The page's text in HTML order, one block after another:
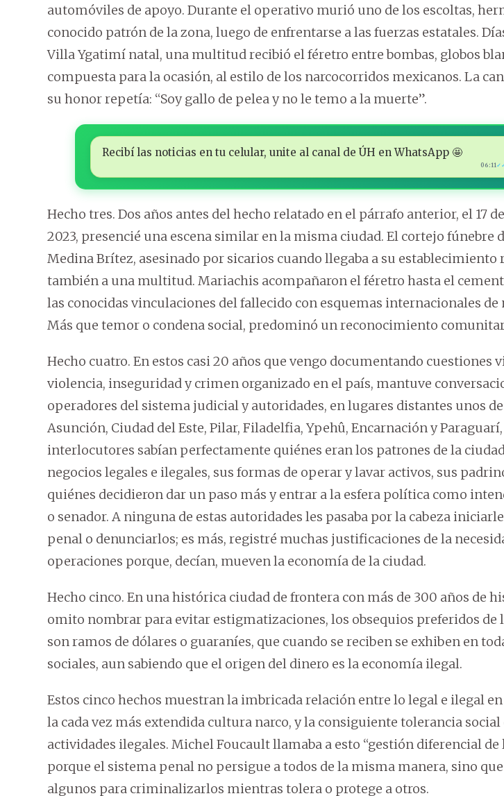
automóviles de apoyo. Durante el operativo murió uno de los escoltas,
conocido patrón de la zona, luego de enfrentarse a las fuerzas estatales.
Villa Ygatimí natal, una multitud recibió el féretro entre bombas, globos
compuesta para la ocasión, al estilo de los narcocorridos mexicanos. La
su honor repetía: “Soy gallo de pelea y no le temo a la muerte”.
Recibí las noticias en tu celular, unite al canal de ÚH en WhatsApp 🤩
06:11
Hecho tres. Dos años antes del hecho relatado en el párrafo anterior, el 17
2023, presencié una escena similar en la misma ciudad. El cortejo fúnebre
Medina Brítez, asesinado por sicarios cuando llegaba a su establecimiento
también a una multitud. Mariachis acompañaron el féretro hasta el
las conocidas vinculaciones del fallecido con esquemas internacionales de
Más que temor o condena social, predominó un reconocimiento
Hecho cuatro. En estos casi 20 años que vengo documentando cuestiones
violencia, inseguridad y crimen organizado en el país, mantuve
operadores del sistema judicial y autoridades, en lugares distantes unos
Asunción, Ciudad del Este, Pilar, Filadelfia, Ypehû, Encarnación y
interlocutores sabían perfectamente quiénes eran los patrones de la
negocios legales e ilegales, sus formas de operar y lavar activos, sus
quiénes decidieron dar un paso más y entrar a la esfera política como
o senador. A ninguna de estas autoridades les pasaba por la cabeza
penal o denunciarlos; es más, registré muchas justificaciones de la
operaciones porque, decían, mueven la economía de la ciudad.
Hecho cinco. En una histórica ciudad de frontera con más de 300 años de
omito nombrar para evitar estigmatizaciones, los obsequios preferidos de
son ramos de dólares o guaraníes, que cuando se reciben se exhiben en
sociales, aun sabiendo que el origen del dinero es la economía ilegal.
Estos cinco hechos muestran la imbricada relación entre lo legal e ilegal
la cada vez más extendida cultura narco, y la consiguiente tolerancia
actividades ilegales. Michel Foucault llamaba a esto “gestión diferencial de
porque el sistema penal no persigue a todos de la misma manera, sino que
algunos para criminalizarlos mientras tolera o protege a otros.